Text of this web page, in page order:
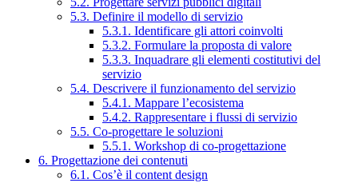
5.3. Definire il modello di servizio
5.3.1. Identificare gli attori coinvolti
5.3.2. Formulare la proposta di valore
5.3.3. Inquadrare gli elementi costitutivi del
servizio
5.4. Descrivere il funzionamento del servizio
5.4.1. Mappare l’ecosistema
5.4.2. Rappresentare i flussi di servizio
5.5. Co-progettare le soluzioni
5.5.1. Workshop di co-progettazione
6. Progettazione dei contenuti
6.1. Cos’è il content design